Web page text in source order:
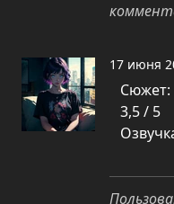
17 июня
Сюжет:
3,5 / 5